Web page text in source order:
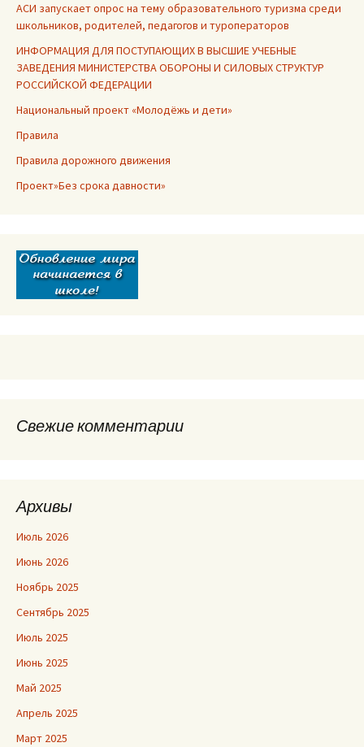
АСИ запускает опрос на тему образовательного туризма среди
школьников, родителей, педагогов и туроператоров
ИНФОРМАЦИЯ ДЛЯ ПОСТУПАЮЩИХ В ВЫСШИЕ УЧЕБНЫЕ
ЗАВЕДЕНИЯ МИНИСТЕРСТВА ОБОРОНЫ И СИЛОВЫХ СТРУКТУР
РОССИЙСКОЙ ФЕДЕРАЦИИ
Национальный проект «Молодёжь и дети»
Правила
Правила дорожного движения
Проект»Без срока давности»
Свежие комментарии
Архивы
Июль 2026
Июнь 2026
Ноябрь 2025
Сентябрь 2025
Июль 2025
Июнь 2025
Май 2025
Апрель 2025
Март 2025